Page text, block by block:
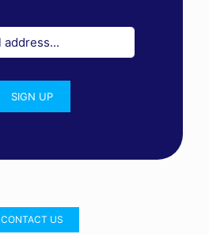
CONTACT US